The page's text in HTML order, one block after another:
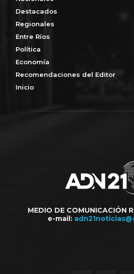
Destacados
Regionales
Entre Ríos
Política
Economía
Recomendaciones del Editor
Inicio
MEDIO DE COMUNICACIÓN
e-mail: